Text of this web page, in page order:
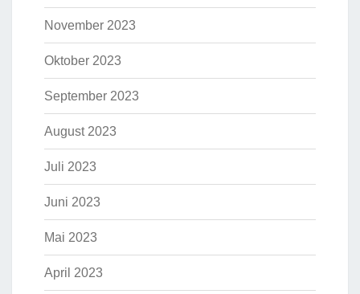
November 2023
Oktober 2023
September 2023
August 2023
Juli 2023
Juni 2023
Mai 2023
April 2023